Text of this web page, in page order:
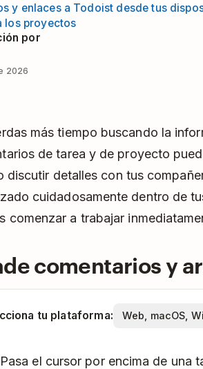
y enlaces a Todoist desde tus
los proyectos
por
2026
más tiempo buscando la
de tarea y de proyecto
discutir detalles con tus
cuidadosamente dentro de
comenzar a trabajar
comentarios y
tu plataforma:
Pasa el cursor por encima de una